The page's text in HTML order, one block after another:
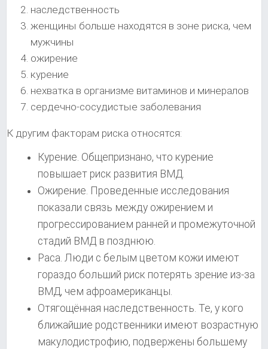
наследственность
женщины больше находятся в зоне риска, чем
мужчины
ожирение
курение
нехватка в организме витаминов и минералов
сердечно-сосудистые заболевания
К другим факторам риска относятся:
Курение. Общепризнано, что курение
повышает риск развития ВМД.
Ожирение. Проведенные исследования
показали связь между ожирением и
прогрессированием ранней и промежуточной
стадий ВМД в позднюю.
Раса. Люди с белым цветом кожи имеют
гораздо больший риск потерять зрение из-за
ВМД, чем афроамериканцы.
Отягощённая наследственность. Те, у кого
ближайшие родственники имеют возрастную
макулодистрофию, подвержены большему